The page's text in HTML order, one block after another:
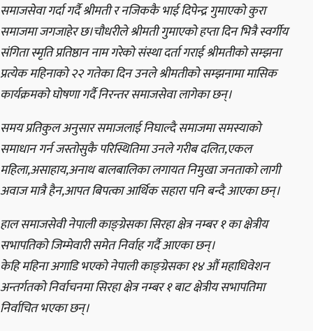
समाजसेवा गर्दा गर्दै श्रीमती र नजिककै भाई दिपेन्द्र गुमाएको कुरा
समाजमा जगजाहेर छ।चौधरीले श्रीमती गुमाएको हप्ता दिन भित्रै स्वर्गीय
संगिता स्मृति प्रतिष्ठान नाम गरेको संस्था दर्ता गराई श्रीमतीको सम्झना
प्रत्येक महिनाको २२ गतेका दिन उनले श्रीमतीको सम्झनामा मासिक
कार्यक्रमको घोषणा गर्दै निरन्तर समाजसेवा लागेका छन्।
समय प्रतिकुल अनुसार समाजलाई निघाल्दै समाजमा समस्याको
समाधान गर्न जस्तोसुकै परिस्थितिमा उनले गरीब दलित,एकल
महिला,असाहाय,अनाथ बालबालिका लगायत निमुखा जनताको लागी
अवाज मात्रै हैन,आपत बिपत्का आर्थिक सहारा पनि बन्दै आएका छन्।
हाल समाजसेवी नेपाली काङ्ग्रेसका सिरहा क्षेत्र नम्बर १ का क्षेत्रीय
सभापतिको जिम्मेवारी समेत निर्वाह गर्दै आएका छन्।
केहि महिना अगाडि भएको नेपाली काङ्ग्रेसका १४ औं महाधिवेशन
अन्तर्गतको निर्वाचनमा सिरहा क्षेत्र नम्बर १ बाट क्षेत्रीय सभापतिमा
निर्वाचित भएका छन्।